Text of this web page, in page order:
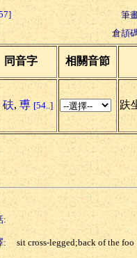
筆
倉頡
同音字 相關音節
砆, 尃 [54..] 趺
:
: sit cross-legged;back of the foo